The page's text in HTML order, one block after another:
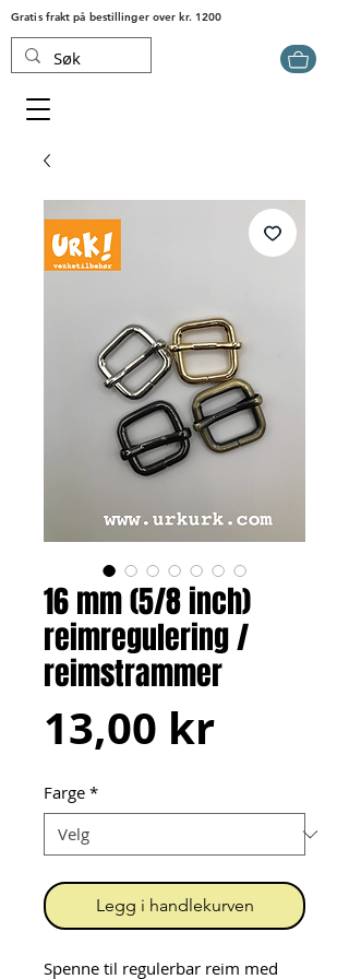
Gratis frakt på bestillinger over kr. 1200
16 mm (5/8 inch)
reimregulering /
reimstrammer
13,00 krPris
Farge *
Legg i handlekurven
Spenne til regulerbar reim med